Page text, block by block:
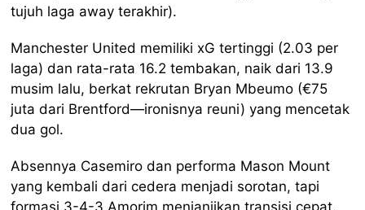
tujuh laga away terakhir).
Manchester United memiliki xG tertinggi (2.03 per
laga) dan rata-rata 16.2 tembakan, naik dari 13.9
musim lalu, berkat rekrutan Bryan Mbeumo (€75
juta dari Brentford—ironisnya reuni) yang mencetak
dua gol.
Absennya Casemiro dan performa Mason Mount
yang kembali dari cedera menjadi sorotan, tapi
formasi 3-4-3 Amorim menjanjikan transisi cepat.